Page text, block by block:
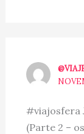
#viajosfera
(Parte 2 –